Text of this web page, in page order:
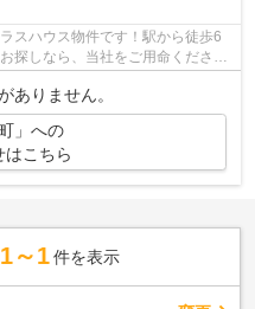
スハウス物件です！駅から徒歩6
探しなら、当社をご用命くださ
...
ありません。
」への
はこちら
1～1 件を表示